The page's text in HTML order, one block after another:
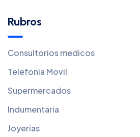
Rubros
Consultorios medicos
Telefonia Movil
Supermercados
Indumentaria
Joyerias